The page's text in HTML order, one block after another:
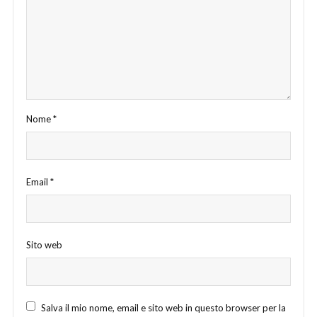
Nome*
Email *
Sito web
Salva il mio nome, email e sito web in questo browser per la